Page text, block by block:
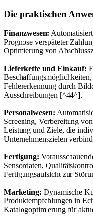
Die praktischen
Finanzwesen:
Prognose verspäteter
Optimierung von
Lieferkette und Einkauf:
Fehlererkennung durch
Ausschreibungen [^44^].
Personalwesen:
Screening, Vorbereitung
Leistung und Ziele, die
Unternehmenszielen
Fertigung:
Sensordaten,
Fertigungsaufsicht zur
Marketing: Dynamische
Produktempfehlungen in
Katalogoptimierung für